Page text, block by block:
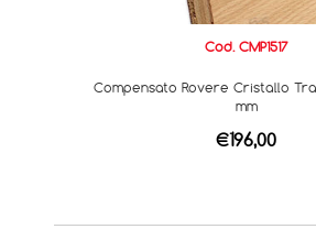
Cod. CMP1517
Compensato Rovere Cristallo
mm
€196,00